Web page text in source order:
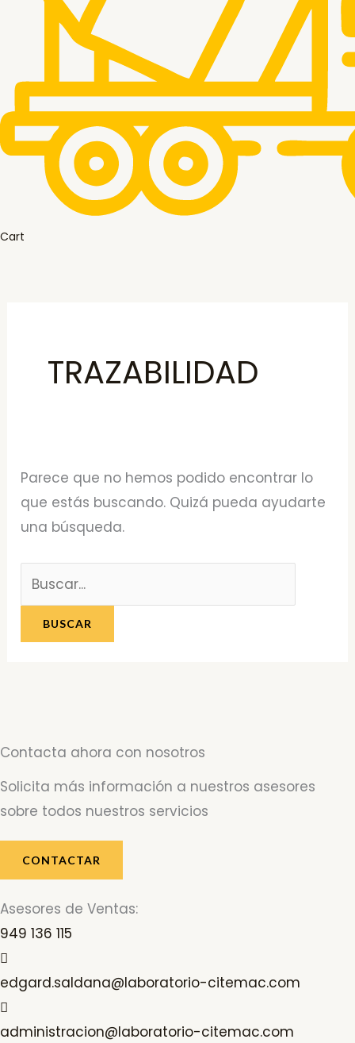
Cart
TRAZABILIDAD
Parece que no hemos podido encontrar lo
que estás buscando. Quizá pueda ayudarte
una búsqueda.
Contacta ahora con nosotros
Solicita más información a nuestros asesores
sobre todos nuestros servicios
CONTACTAR
Asesores de Ventas:
949 136 115
edgard.saldana@laboratorio-citemac.com
administracion@laboratorio-citemac.com